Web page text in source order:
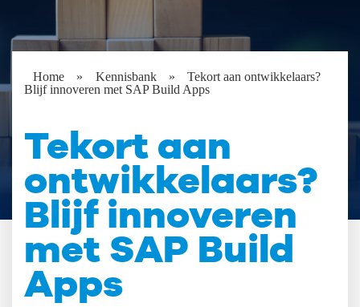
Home » Kennisbank »
Tekort aan ontwikkelaars?
Blijf innoveren met SAP Build Apps
Tekort aan
ontwikkelaars?
Blijf innoveren
met SAP Build
Apps